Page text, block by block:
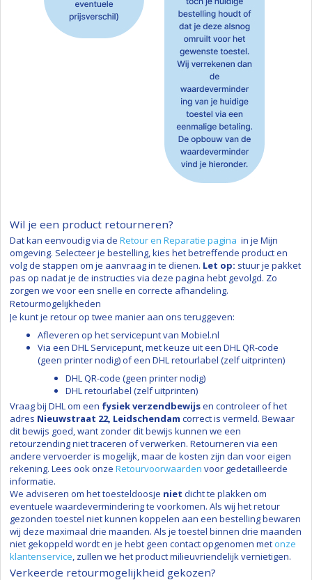
BESLISBOOM: OMRUILEN ACCESSOIRE STAP 1: HOOFDVRAAG
Wil je een product retourneren?
Dat kan eenvoudig via de Retour en Reparatie pagina in je Mijn
omgeving. Selecteer je bestelling, kies het betreffende product en
volg de stappen om je aanvraag in te dienen. Let op: stuur je pakket
pas op nadat je de instructies via deze pagina hebt gevolgd. Zo
zorgen we voor een snelle en correcte afhandeling.
Retourmogelijkheden
Je kunt je retour op twee manier aan ons teruggeven:
Afleveren op het servicepunt van Mobiel.nl
Via een DHL Servicepunt, met keuze uit een DHL QR-code
(geen printer nodig) of een DHL retourlabel (zelf uitprinten)
DHL QR-code (geen printer nodig)
DHL retourlabel (zelf uitprinten)
Vraag bij DHL om een fysiek verzendbewijsen controleer of het
adres Nieuwstraat 22, Leidschendam correct is vermeld. Bewaar
dit bewijs goed, want zonder dit bewijs kunnen we een
retourzending niet traceren of verwerken. Retourneren via een
andere vervoerder is mogelijk, maar de kosten zijn dan voor eigen
rekening. Lees ook onze Retourvoorwaarden voor gedetailleerde
informatie.
We adviseren om het toesteldoosje niet dicht te plakken om
eventuele waardevermindering te voorkomen. Als wij het retour
gezonden toestel niet kunnen koppelen aan een bestelling bewaren
wij deze maximaal drie maanden. Als je toestel binnen drie maanden
niet gekoppeld wordt en je hebt geen contact opgenomen met onze
klantenservice, zullen we het product milieuvriendelijk vernietigen.
Verkeerde retourmogelijkheid gekozen?